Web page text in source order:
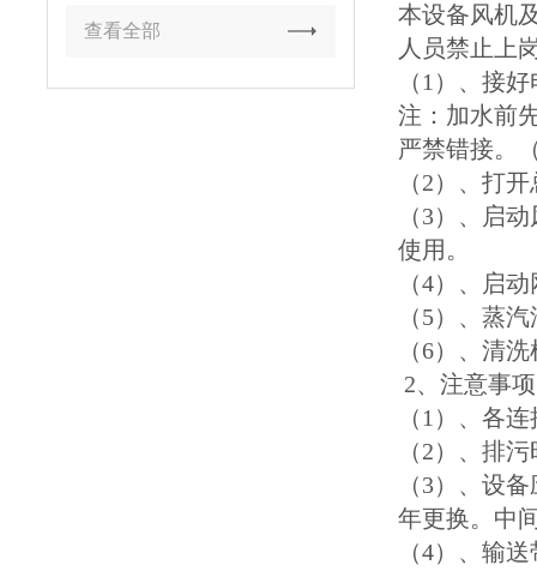
查看全部
本设备风机
人员禁止上
（1）、接
注：加水前
严禁错接。
（2）、打
（3）、启
使用。
（4）、启
（5）、蒸
（6）、清
2、注意事
（1）、各
（2）、排
（3）、设
年更换。中
（4）、输